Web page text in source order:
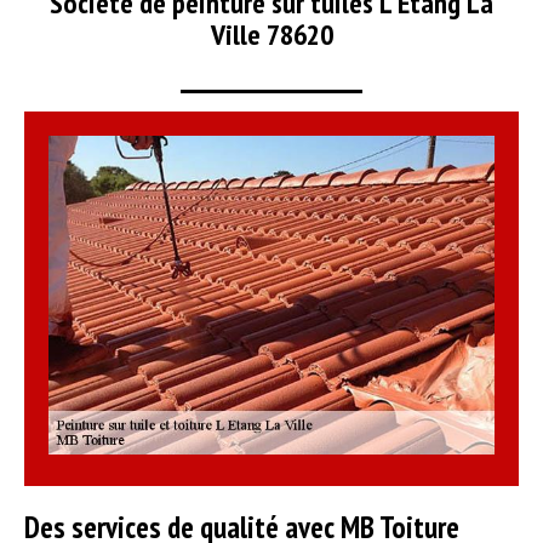
Ville 78620
Des services de qualité avec MB Toiture